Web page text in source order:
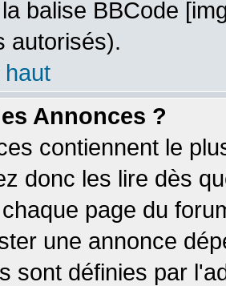
balise BBCode
autorisés).
haut
Annonces ?
contiennent le
donc les lire dès
page du
une annonce
sont définies par